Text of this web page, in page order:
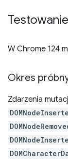
W Chrome 124
Okres
Zdarzenia